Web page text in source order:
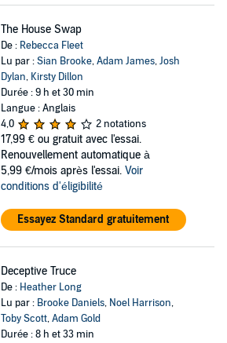
The House Swap
De : Rebecca Fleet
Lu par :Sian Brooke,Adam James,Josh
Dylan, Kirsty Dillon
Durée : 9 h et 30 min
Langue : Anglais
4,0
2 notations
17,99 € ou gratuit avec l'essai.
Renouvellement automatique à
5,99 €/mois après l'essai. Voir
conditions d'éligibilité
Essayez Standard gratuitement
Deceptive Truce
De : Heather Long
Lu par : Brooke Daniels, Noel Harrison,
Toby Scott,Adam Gold
Durée : 8 h et 33 min